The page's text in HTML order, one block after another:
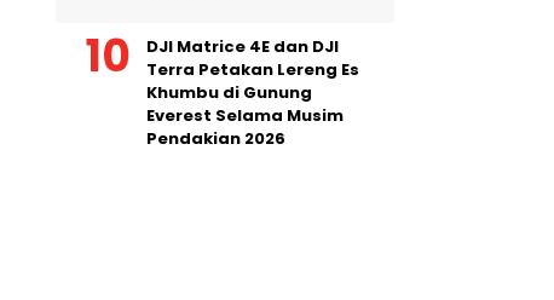
DJI Matrice 4E dan DJI
Terra Petakan Lereng Es
Khumbu di Gunung
Everest Selama Musim
Pendakian 2026